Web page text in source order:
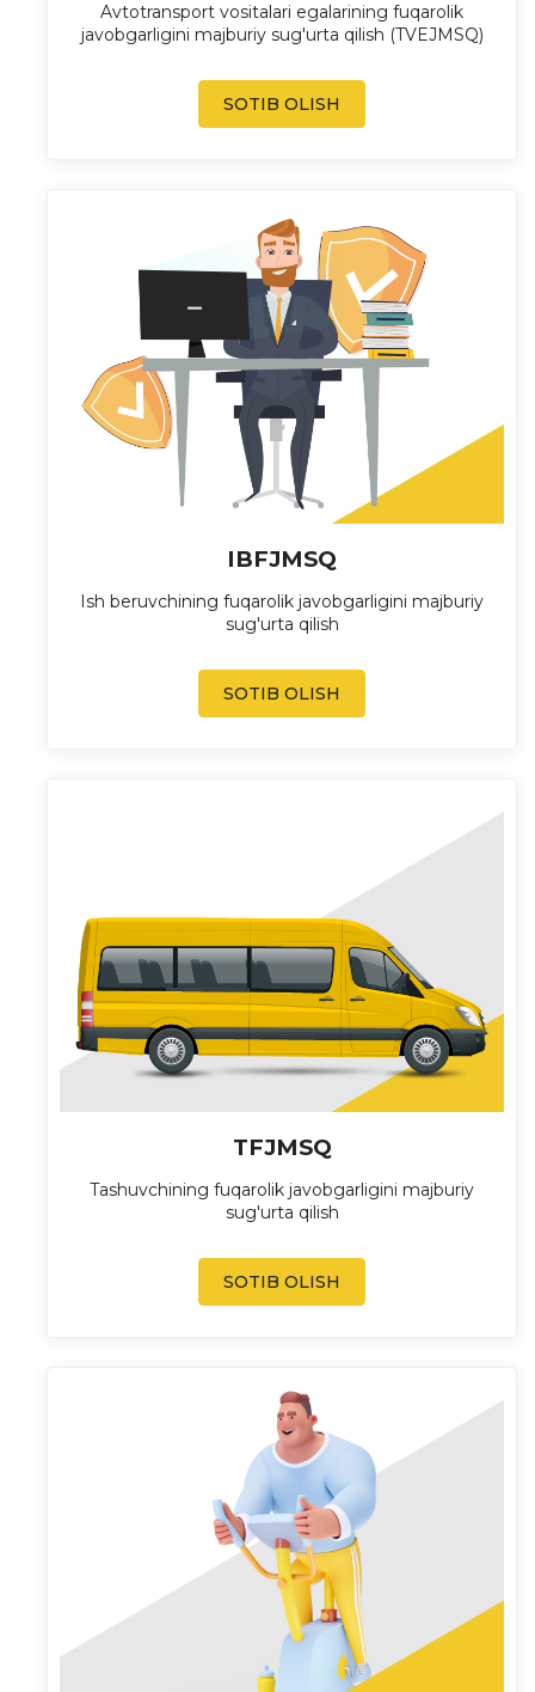
Avtotransport vositalari egalarining fuqarolik
javobgarligini majburiy sug'urta qilish (TVEJMSQ)
SOTIB OLISH
IBFJMSQ
Ish beruvchining fuqarolik javobgarligini majburiy
sug'urta qilish
SOTIB OLISH
TFJMSQ
Tashuvchining fuqarolik javobgarligini majburiy
sug'urta qilish
SOTIB OLISH